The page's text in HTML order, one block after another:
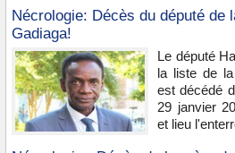
Nécrologie: Décès du député de
Gadiaga!
Le député
la liste de
est décédé
29 janvier
et lieu